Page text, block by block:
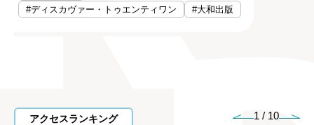
#ディスカヴァー・トゥエンティワン
#大和出版
アクセスランキング 1 / 10